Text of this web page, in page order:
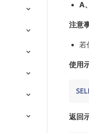
A
注意
若
使用
返回